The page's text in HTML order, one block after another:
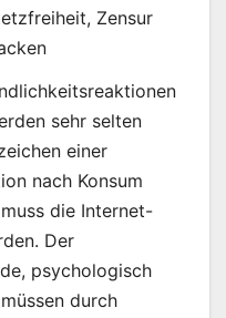
Zensur
sehr selten
einer
nach Konsum
die Internet-
Der
psychologisch
durch